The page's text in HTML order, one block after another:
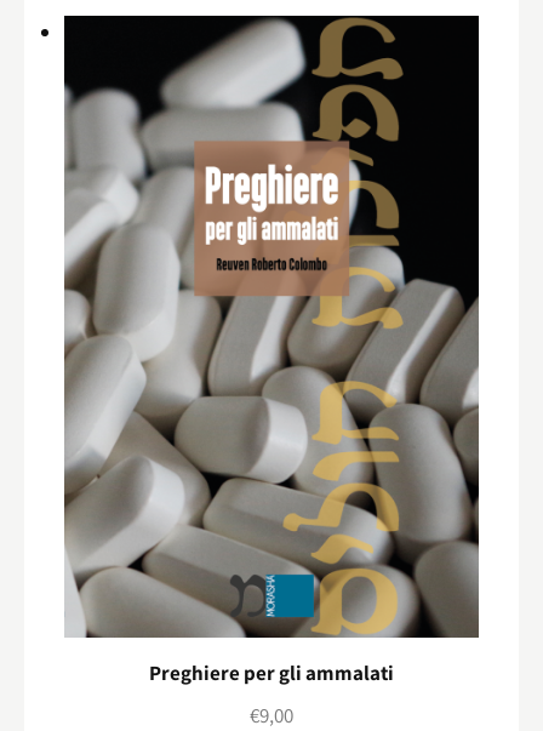
Preghiere per gli ammalati
€9,00